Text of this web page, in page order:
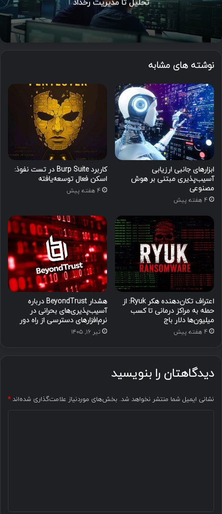
تحلیل تا مدیریت رخداد
نوشته های مشابه
ابزارهای جانبی ارزیابی
آسیب‌پذیری مبتنی بر هوش
مصنوعی
4 هفته پیش
کاربرد Burp Suite در تست نفوذ:
اسکن فعال توسعه‌یافته
4 هفته پیش
اعتراف تکان‌دهنده هکر Ryuk: از
حمله به مراکز درمانی تا کسب
میلیون‌ها دلار باج
4 هفته پیش
هشدار BeyondTrust درباره
آسیب‌پذیری‌های بحرانی در
نرم‌افزارهای دسترسی از راه دور
تیر ۱۶, ۱۴۰۵
دیدگاهتان را بنویسید
نشانی ایمیل شما منتشر نخواهد شد. بخش‌های موردنیاز علامت‌گذاری شده‌اند*